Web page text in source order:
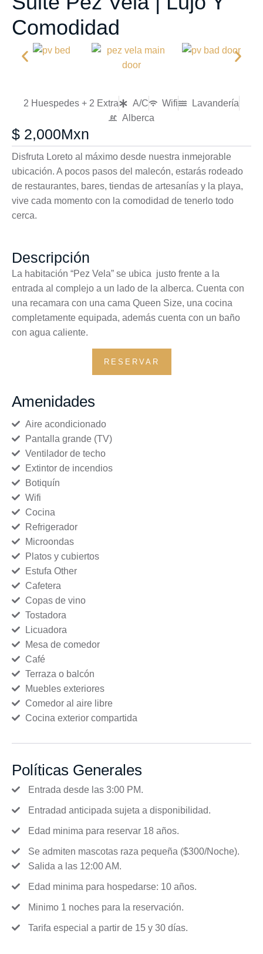
Comodidad
2 Huespedes + 2 Extra A/C Wifi
Lavandería
Alberca
$ 2,000Mxn
Disfruta Loreto al máximo desde nuestra inmejorable
ubicación. A pocos pasos del malecón, estarás rodeado
de restaurantes, bares, tiendas de artesanías y la playa,
vive cada momento con la comodidad de tenerlo todo
cerca.
Descripción
La habitación “Pez Vela” se ubica justo frente a la
entrada al complejo a un lado de la alberca. Cuenta con
una recamara con una cama Queen Size, una cocina
completamente equipada, además cuenta con un baño
con agua caliente.
RESERVAR
Amenidades
Aire acondicionado
Pantalla grande (TV)
Ventilador de techo
Extintor de incendios
Botiquín
Wifi
Cocina
Refrigerador
Microondas
Platos y cubiertos
Estufa Other
Cafetera
Copas de vino
Tostadora
Licuadora
Mesa de comedor
Café
Terraza o balcón
Muebles exteriores
Comedor al aire libre
Cocina exterior compartida
Políticas Generales
Entrada desde las 3:00 PM.
Entradad anticipada sujeta a disponibilidad.
Edad minima para reservar 18 años.
Se admiten mascotas raza pequeña ($300/Noche).
Salida a las 12:00 AM.
Edad minima para hospedarse: 10 años.
Minimo 1 noches para la reservación.
Tarifa especial a partir de 15 y 30 días.